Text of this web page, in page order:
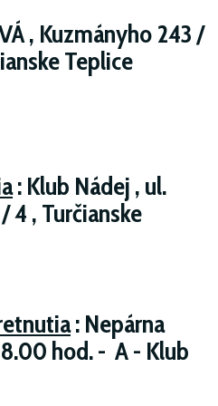
, Kuzmányho 243 /
Teplice
: Klub Nádej , ul.
4 , Turčianske
: Nepárna
hod.- A - Klub